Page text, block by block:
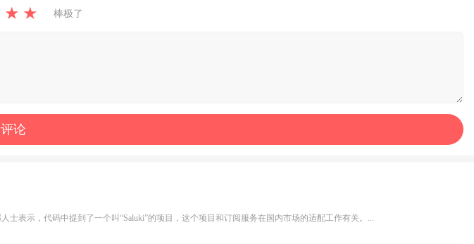
★ ★ 棒极了
表示，代码中提到了一个叫“Saluki”的项目，这个项目和订阅服务在国内市场的适配工作有关。...